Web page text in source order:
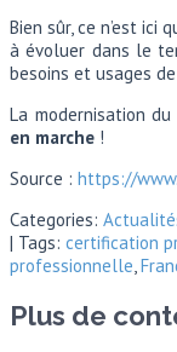
Bien sûr, ce n’est ici
à évoluer dans le
besoins et usages
La modernisation
en marche !
Source : https://
Categories:
| Tags: certification
professionnelle,
Plus de